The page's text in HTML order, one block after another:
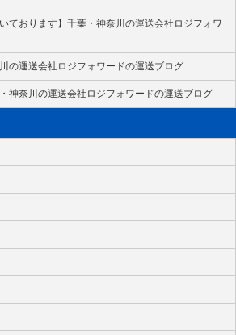
ております】千葉・神奈川の運送会社ロジフォワ
の運送会社ロジフォワードの運送ブログ
神奈川の運送会社ロジフォワードの運送ブログ